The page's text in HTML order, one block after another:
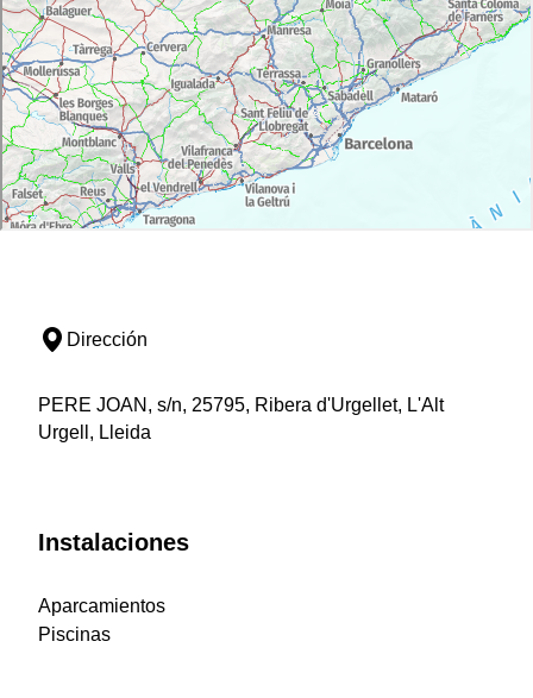
Dirección
PERE JOAN, s/n, 25795, Ribera d'Urgellet, L'Alt
Urgell, Lleida
Instalaciones
Aparcamientos
Piscinas